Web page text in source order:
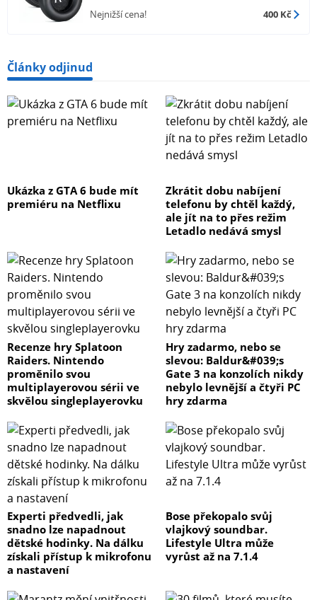
Nejnižší cena! 400 Kč
Články odjinud
Ukázka z GTA 6 bude mít
premiéru na Netflixu
Zkrátit dobu nabíjení
telefonu by chtěl každý,
ale jít na to přes režim
Letadlo nedává smysl
Recenze hry Splatoon
Raiders. Nintendo
proměnilo svou
multiplayerovou sérii ve
skvělou singleplayerovku
Hry zadarmo, nebo se
slevou: Baldur&#039;s
Gate 3 na konzolích nikdy
nebylo levnější a čtyři PC
hry zdarma
Experti předvedli, jak
snadno lze napadnout
dětské hodinky. Na dálku
získali přístup k mikrofonu
a nastavení
Bose překopalo svůj
vlajkový soundbar.
Lifestyle Ultra může
vyrůst až na 7.1.4